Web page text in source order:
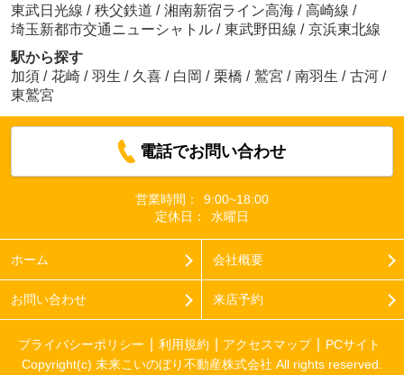
東武日光線 / 秩父鉄道 / 湘南新宿ライン高海 / 高崎線 /
埼玉新都市交通ニューシャトル / 東武野田線 / 京浜東北線
駅から探す
加須 / 花崎 / 羽生 / 久喜 / 白岡 / 栗橋 / 鷲宮 / 南羽生 / 古河 /
東鷲宮
電話でお問い合わせ
営業時間：
9:00~18:00
定休日：
水曜日
ホーム 会社概要
お問い合わせ 来店予約
プライバシーポリシー 利用規約 アクセスマップ
PCサイト
Copyright(c) 未来こいのぼり不動産株式会社 All rights reserved.